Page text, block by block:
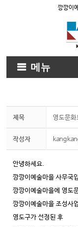
깡깡이
메뉴
제목 영도문
작성자
안녕하세요.
깡깡이예술마을 사무국
깡깡이예술마을에 영도
깡깡이예술마을 조성사
영도구가 선정된 후